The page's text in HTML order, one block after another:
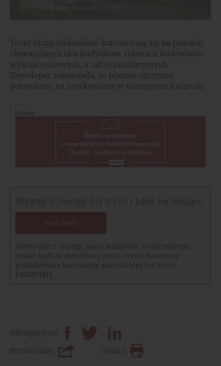
Teraz ekipy budowlane koncentrują się na pracach
elewacyjnych obu budynków, robotach budowlano-
wykończeniowych, a także instalacyjnych.
Deweloper zapowiada, że planuje otrzymać
pozwolenie na użytkowanie w następnym kwartale.
Reklama
Wykup E-dostęp już teraz i bądź na bieżąco
Kup E-dostęp
Aktywujac E-dostęp, masz możliwość w określonym
czasie bądź w określonej ilości, czytać materiały
publikowane na naszym portalu [oprócz treści
PREMIUM].
Udostępnij na
Prześlij dalej
Drukuj